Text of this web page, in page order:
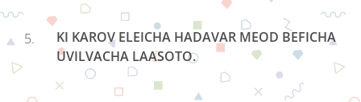
KI KAROV ELEICHA HADAVAR MEOD BEFICHA
UVILVACHA LAASOTO.